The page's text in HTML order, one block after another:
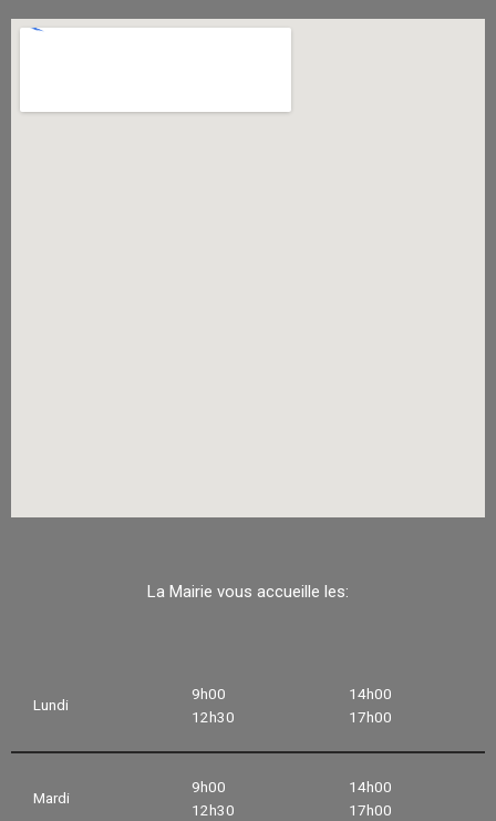
La Mairie vous accueille les:
Lundi
9h00
12h30
14h00
17h00
Mardi
9h00
12h30
14h00
17h00